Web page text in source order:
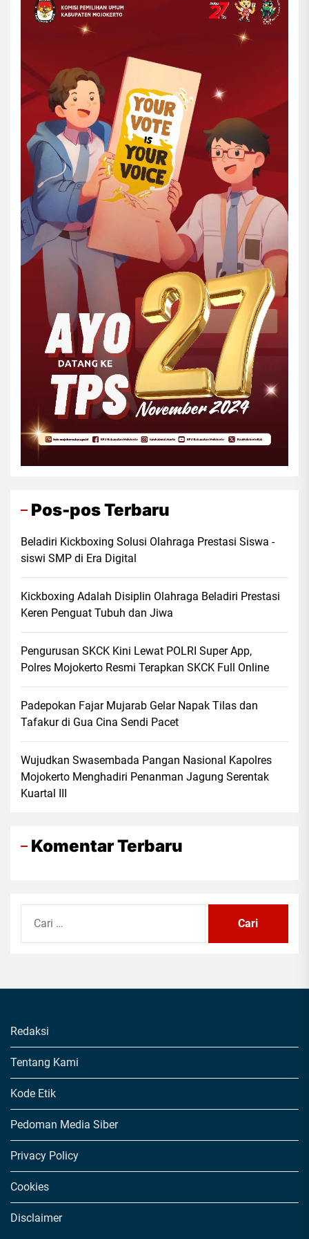
Pos-pos Terbaru
Beladiri Kickboxing Solusi Olahraga Prestasi Siswa -
siswi SMP di Era Digital
Kickboxing Adalah Disiplin Olahraga Beladiri Prestasi
Keren Penguat Tubuh dan Jiwa
Pengurusan SKCK Kini Lewat POLRI Super App,
Polres Mojokerto Resmi Terapkan SKCK Full Online
Padepokan Fajar Mujarab Gelar Napak Tilas dan
Tafakur di Gua Cina Sendi Pacet
Wujudkan Swasembada Pangan Nasional Kapolres
Mojokerto Menghadiri Penanman Jagung Serentak
Kuartal III
Komentar Terbaru
untuk:
Redaksi
Tentang Kami
Kode Etik
Pedoman Media Siber
Privacy Policy
Cookies
Disclaimer